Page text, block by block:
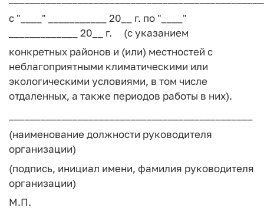
с "____" ___________ 20__ г. по "____"
_____________ 20__ г. (с указанием
конкретных районов и (или) местностей с
неблагоприятными климатическими или
экологическими условиями, в том числе
отдаленных, а также периодов работы в них).
(наименование должности руководителя
организации)
(подпись, инициал имени, фамилия руководителя
организации)
М.П.